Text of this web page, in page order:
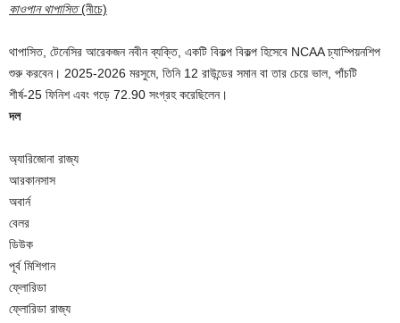
কাওপান থাপাসিত(নীচে)
থাপাসিত, টেনেসির আরেকজন নবীন ব্যক্তি, একটি বিকল্প বিকল্প হিসেবে NCAA চ্যাম্পিয়নশিপ
শুরু করবেন। 2025-2026 মরসুমে, তিনি 12 রাউন্ডের সমান বা তার চেয়ে ভাল, পাঁচটি
শীর্ষ-25 ফিনিশ এবং গড়ে 72.90 সংগ্রহ করেছিলেন।
দল
অ্যারিজোনা রাজ্য
আরকানসাস
অবার্ন
বেলর
ডিউক
পূর্ব মিশিগান
ফ্লোরিডা
ফ্লোরিডা রাজ্য